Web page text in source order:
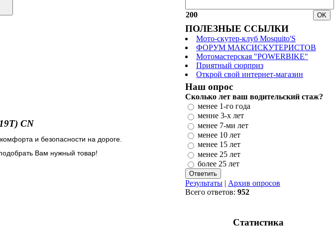
CN
и безопасности на дороге.
Вам нужный товар!
200
ПОЛЕЗНЫЕ ССЫЛКИ
Мото-скутер-клуб Mosquito'S
ФОРУМ МАКСИСКУТЕРИСТОВ
Мотомастерская "POWERBIKE"
Приятный сюрприз
Открой свой интернет-магазин
Наш опрос
Сколько лет ваш водительский стаж?
менее 1-го года
менне 3-х лет
менее 7-ми лет
менее 10 лет
менее 15 лет
менее 25 лет
более 25 лет
Результаты | Архив опросов
Всего ответов: 952
Статистика